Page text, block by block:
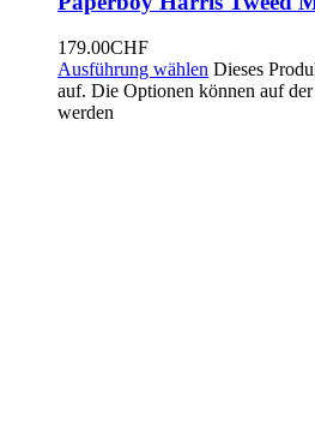
179.00CHF
Ausführung wählen Dieses
auf. Die Optionen können auf
werden